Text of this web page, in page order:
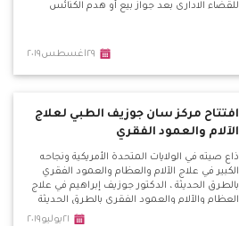
للقضاء الادارى بعد جواز بيع أو هدم الكنائس
٢٩اغسطس٢٠١٩
افتتاح مركز سان جوزيف الطبي لعلاج
الآلام والعمود الفقري
ذاع صيته في الولايات المتحدة الأمريكية ونجاحه
الكبير في علاج الآلام والعظام والعمود الفقري
بالطرق الحديثة ، الدكتور جوزيف إبراهيم في علاج
العظام والآلام والعمود الفقري بالطرق الحديثة
٢١يوليو٢٠١٩